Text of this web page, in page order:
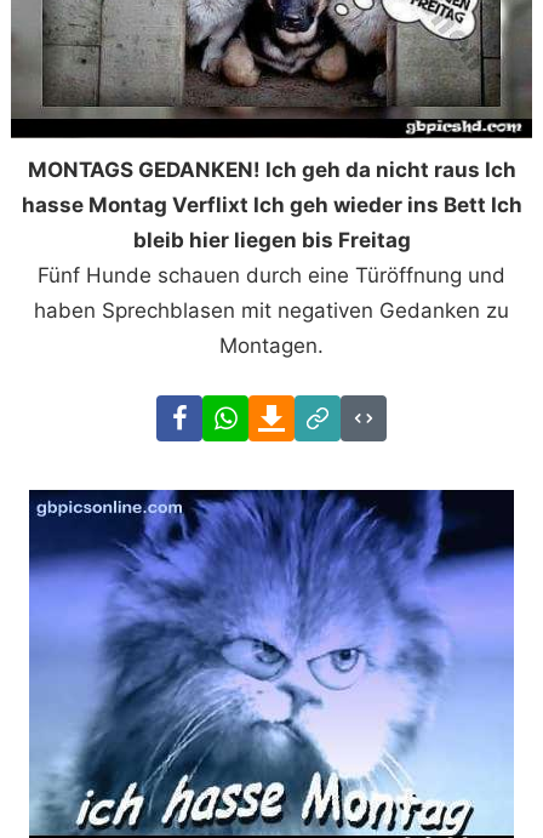
MONTAGS GEDANKEN! Ich geh da nicht raus Ich
hasse Montag Verflixt Ich geh wieder ins Bett Ich
bleib hier liegen bis Freitag
Fünf Hunde schauen durch eine Türöffnung und
haben Sprechblasen mit negativen Gedanken zu
Montagen.
FacebookWhatsAppDownload
Link
Code